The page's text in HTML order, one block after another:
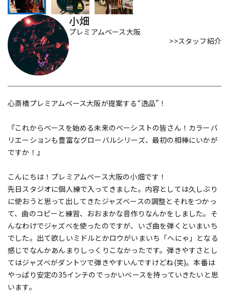
配信/ライブ機器
中古 ヴィンテージ
小畑
プレミアムベース大阪
>>スタッフ紹介
心斎橋プレミアムベース大阪が提案する“逸品”！
『これからベースを始める未来のベーシストの皆さん！カラーバ
リエーションも豊富なグローバルシリーズ、最初の相棒にいかが
ですか！』
こんにちは！プレミアムベース大阪の小畑です！
先日スタジオに個人練で入ってきました。内容としては久しぶり
に使おうと思って出してきたジャズベースの調整とそれをつかっ
て、曲のコピーと練習、おおまかな音作りなんかをしました。そ
んなわけでジャズべを使ったのですが、いざ曲を弾くといまいち
でした。出て欲しいミドルとかロウがいまいち「へにゃ」となる
感じでなんかあんまりしっくりこなかったです。弾きやすさとし
てはジャズべがダントツで弾きやすいんですけどね(笑)。本番は
やっぱり安定の35インチのでっかいベースを持っていきたいと思
います。